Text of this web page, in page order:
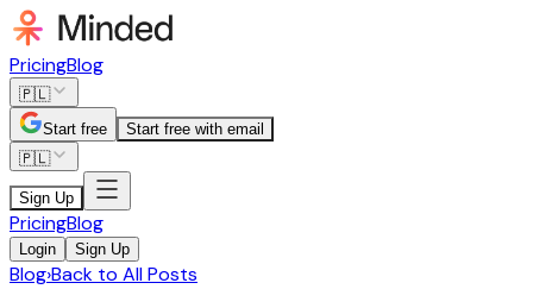
PricingBlog
🇵🇱
Start free
Start free with email
🇵🇱
Sign Up
PricingBlog
Login Sign Up
Blog›Back to All Posts